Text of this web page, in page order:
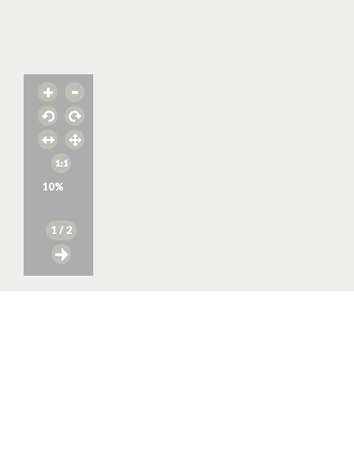
10%
1 / 2